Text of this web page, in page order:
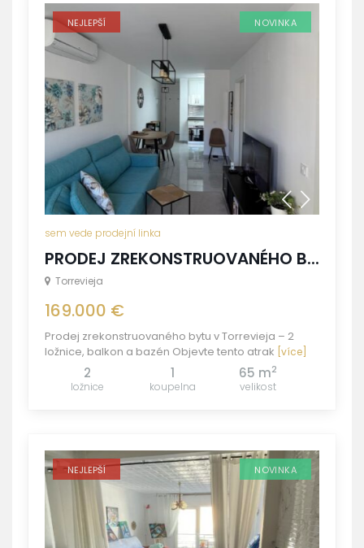
sem vede prodejní linka
PRODEJ ZREKONSTRUOVANÉHO B...
Torrevieja
169.000 €
Prodej zrekonstruovaného bytu v Torrevieja – 2
ložnice, balkon a bazén Objevte tento atrak [více]
2
ložnice
1
koupelna
65 m2
velikost
NEJLEPŠÍ NOVINKA
NEJLEPŠÍ NOVINKA